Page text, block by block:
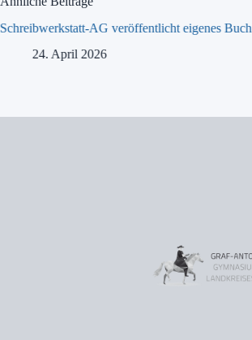
Schreibwerkstatt-AG veröffentlicht eigenes Buch
24. April 2026